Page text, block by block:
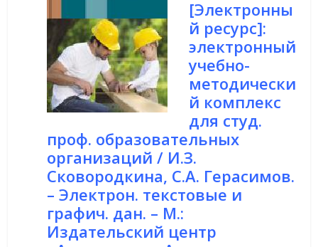
[Электронны
й ресурс]:
электронный
учебно-
методически
й комплекс
для студ.
проф. образовательных
организаций / И.З.
Сковородкина, С.А. Герасимов.
– Электрон. текстовые и
графич. дан. – М.:
Издательский центр